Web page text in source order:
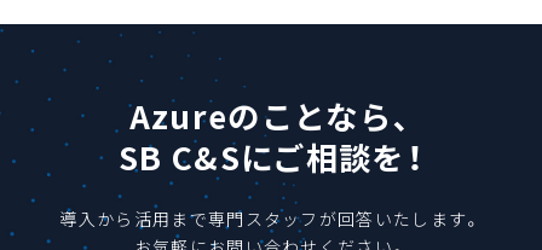
Azureのことなら、
SB C&Sにご相談を！
導入から活用まで専門スタッフが回答いたします。